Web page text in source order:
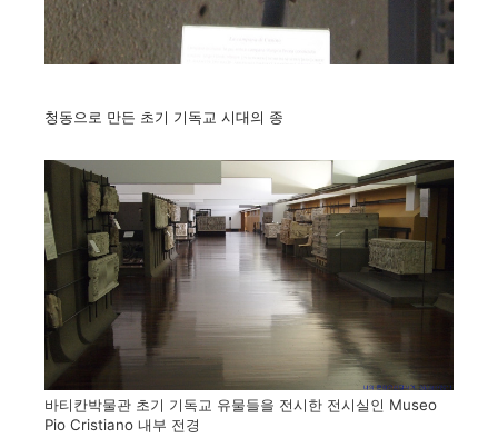
청동으로 만든 초기 기독교 시대의 종
바티칸박물관 초기 기독교 유물들을 전시한 전시실인 Museo
Pio Cristiano 내부 전경